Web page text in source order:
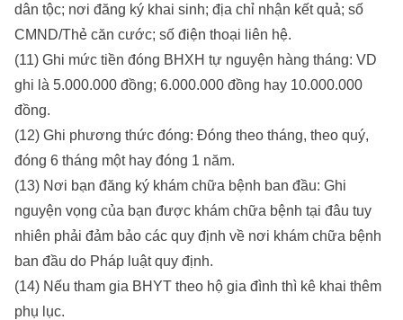
dân tộc; nơi đăng ký khai sinh; địa chỉ nhận kết quả; số
CMND/Thẻ căn cước; số điện thoại liên hệ.
(11) Ghi mức tiền đóng BHXH tự nguyện hàng tháng: VD
ghi là 5.000.000 đồng; 6.000.000 đồng hay 10.000.000
đồng.
(12) Ghi phương thức đóng: Đóng theo tháng, theo quý,
đóng 6 tháng một hay đóng 1 năm.
(13) Nơi bạn đăng ký khám chữa bệnh ban đầu: Ghi
nguyện vọng của bạn được khám chữa bệnh tại đâu tuy
nhiên phải đảm bảo các quy định về nơi khám chữa bệnh
ban đầu do Pháp luật quy định.
(14) Nếu tham gia BHYT theo hộ gia đình thì kê khai thêm
phụ lục.